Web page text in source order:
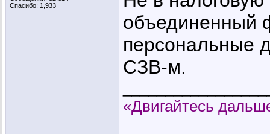
Спасибо: 1,933
объединенный
персональные
СЗВ-м.
«Двигайтесь